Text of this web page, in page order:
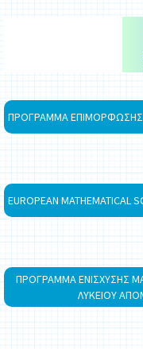
ΠΡΟΓΡΑΜΜΑ ΕΠΙΜΟΡΦΩΣΗΣ
EUROPEAN MATHEMATICAL
ΠΡΟΓΡΑΜΜΑ ΕΝΙΣΧΥΣΗΣ
ΛΥΚΕΙΟΥ